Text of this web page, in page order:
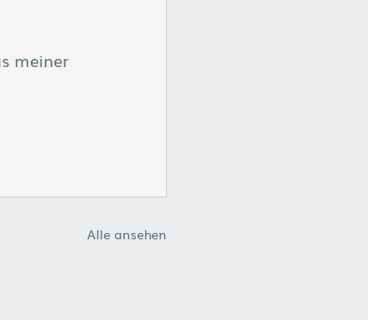
meiner
Alle ansehen